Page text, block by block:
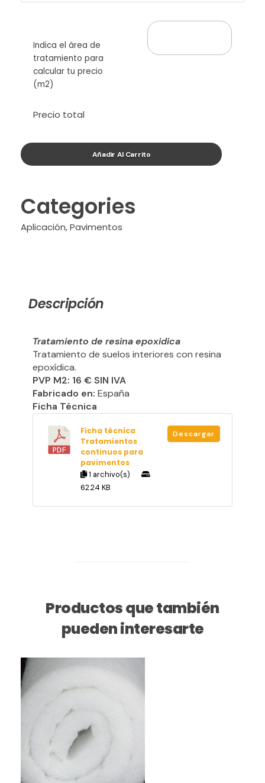
Indica el área de
tratamiento para
calcular tu precio
(m2)
Precio total
Añadir Al Carrito
Categories
Aplicación,Pavimentos
Descripción
Tratamiento de resina epoxidica
Tratamiento de suelos interiores con resina
epoxídica.
PVP M2: 16 € SIN IVA
Fabricado en: España
Ficha Técnica
Ficha técnica
Tratamientos
continuos para
pavimentos
1 archivo(s)
62.24 KB
Descargar
Productos que también
pueden interesarte